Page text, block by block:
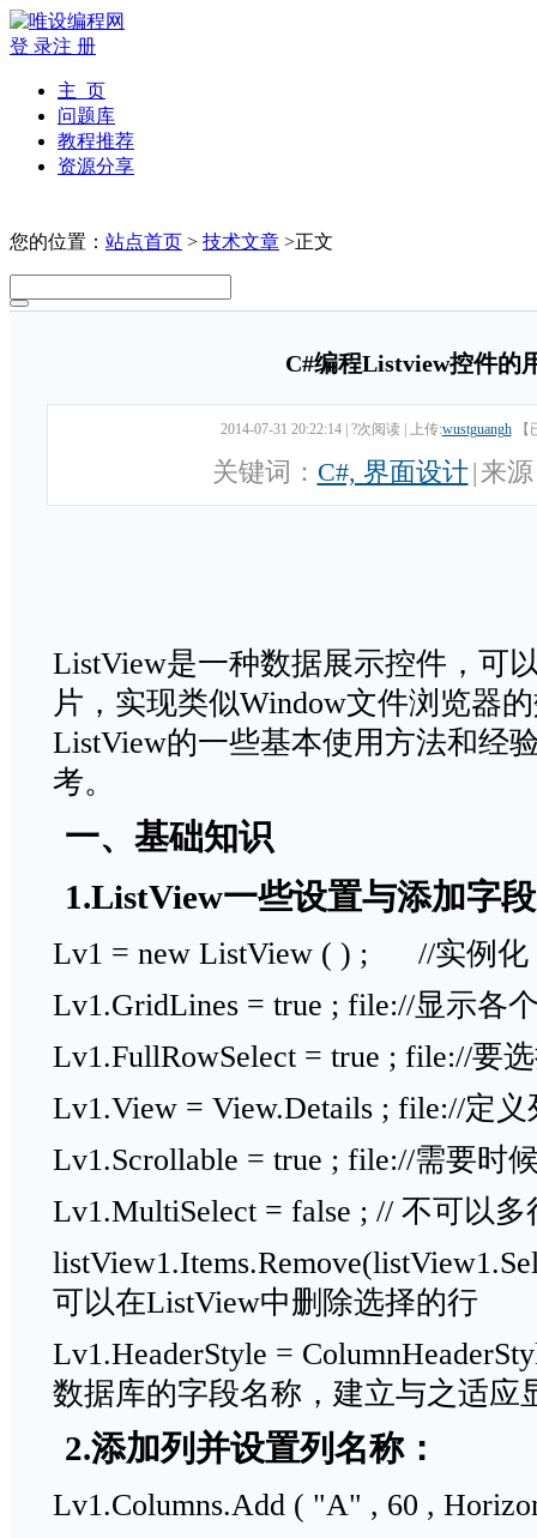
登 录注 册
主 页
问题库
教程推荐
资源分享
您的位置： 站点首页 > 技术文章 >正文
C#编程Listview控件的
2014-07-31 20:22:14 ?次阅读 上传:wustguangh
关键词： C#, 界面设计| 来
ListView是一种数据展示控件，可
片，实现类似Window文件浏览器
ListView的一些基本使用方法和经
考。
一、基础知识
1.ListView一些设置与添加字
Lv1 = new ListView ( ) ; //实例化
Lv1.GridLines = true ; file://显示各
Lv1.FullRowSelect = true ; file://要
Lv1.View = View.Details ; file://定
Lv1.Scrollable = true ; file://需要时
Lv1.MultiSelect = false ; // 不可以多
可以在ListView中删除选择的行
Lv1.HeaderStyle =
数据库的字段名称，建立与之适应
2.添加列并设置列名称：
Lv1.Columns.Add ( "A" , 60 ,